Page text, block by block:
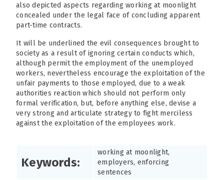
also depicted aspects regarding working at moonlight
concealed under the legal face of concluding apparent
part-time contracts.
It will be underlined the evil consequences brought to
society as a result of ignoring certain conducts which,
although permit the employment of the unemployed
workers, nevertheless encourage the exploitation of the
unfair payments to those employed, due to a weak
authorities reaction which should not perform only
formal verification, but, before anything else, devise a
very strong and articulate strategy to fight merciless
against the exploitation of the employees work.
Keywords:
working at moonlight,
employers, enforcing
sentences